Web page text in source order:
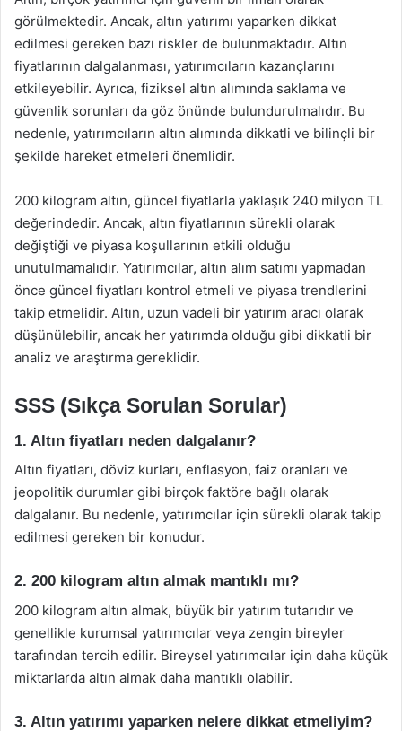
görülmektedir. Ancak, altın yatırımı yaparken dikkat
edilmesi gereken bazı riskler de bulunmaktadır. Altın
fiyatlarının dalgalanması, yatırımcıların kazançlarını
etkileyebilir. Ayrıca, fiziksel altın alımında saklama ve
güvenlik sorunları da göz önünde bulundurulmalıdır. Bu
nedenle, yatırımcıların altın alımında dikkatli ve bilinçli bir
şekilde hareket etmeleri önemlidir.
200 kilogram altın, güncel fiyatlarla yaklaşık 240 milyon TL
değerindedir. Ancak, altın fiyatlarının sürekli olarak
değiştiği ve piyasa koşullarının etkili olduğu
unutulmamalıdır. Yatırımcılar, altın alım satımı yapmadan
önce güncel fiyatları kontrol etmeli ve piyasa trendlerini
takip etmelidir. Altın, uzun vadeli bir yatırım aracı olarak
düşünülebilir, ancak her yatırımda olduğu gibi dikkatli bir
analiz ve araştırma gereklidir.
SSS (Sıkça Sorulan Sorular)
1. Altın fiyatları neden dalgalanır?
Altın fiyatları, döviz kurları, enflasyon, faiz oranları ve
jeopolitik durumlar gibi birçok faktöre bağlı olarak
dalgalanır. Bu nedenle, yatırımcılar için sürekli olarak takip
edilmesi gereken bir konudur.
2. 200 kilogram altın almak mantıklı mı?
200 kilogram altın almak, büyük bir yatırım tutarıdır ve
genellikle kurumsal yatırımcılar veya zengin bireyler
tarafından tercih edilir. Bireysel yatırımcılar için daha küçük
miktarlarda altın almak daha mantıklı olabilir.
3. Altın yatırımı yaparken nelere dikkat etmeliyim?